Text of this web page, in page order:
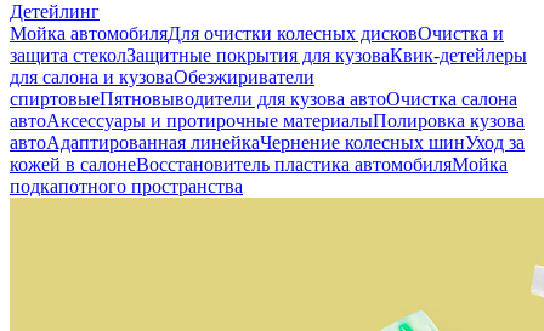
Детейлинг
Мойка автомобиляДля очистки колесных дисковОчистка и
защита стеколЗащитные покрытия для кузоваКвик-детейлеры
для салона и кузоваОбезжириватели
спиртовыеПятновыводители для кузова автоОчистка салона
автоАксессуары и протирочные материалыПолировка кузова
автоАдаптированная линейкаЧернение колесных шинУход за
кожей в салонеВосстановитель пластика автомобиляМойка
подкапотного пространства